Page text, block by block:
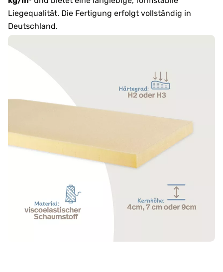
Liegequalität. Die Fertigung erfolgt vollständig in
Deutschland.